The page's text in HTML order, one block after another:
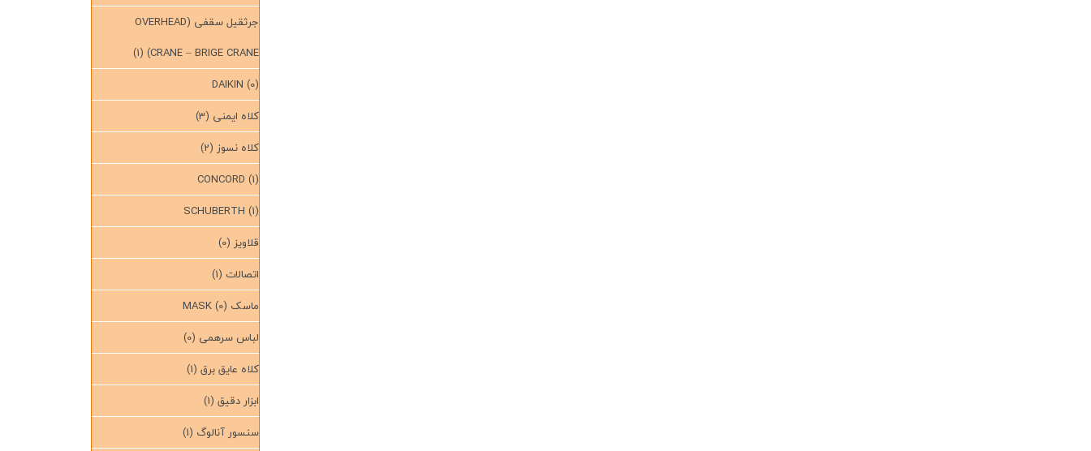
جرثقیل سقفی (OVERHEAD
CRANE – BRIGE CRANE)
(1)
DAIKIN (0)
کلاه ایمنی (3)
کلاه نسوز (2)
CONCORD (1)
SCHUBERTH (1)
قلاویز (0)
اتصالات (1)
ماسک MASK (0)
لباس سرهمی (0)
کلاه عایق برق (1)
ابزار دقیق (1)
سنسور آنالوگ (1)